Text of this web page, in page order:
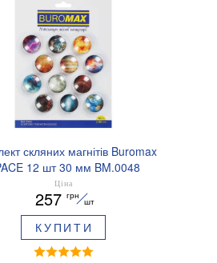
скляних магнітів Buromax
12 шт 30 мм BM.0048
Ціна
257 грн
шт
КУПИТИ